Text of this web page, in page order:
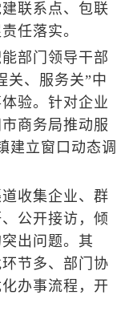
联系点、包联
任落实。
部门领导干部
关、服务关”中
验。针对企业
商务局推动服
建立窗口动态调
收集企业、群
公开接访，倾
出问题。其
节多、部门协
办事流程，开